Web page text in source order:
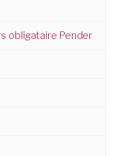
obligataire Pender